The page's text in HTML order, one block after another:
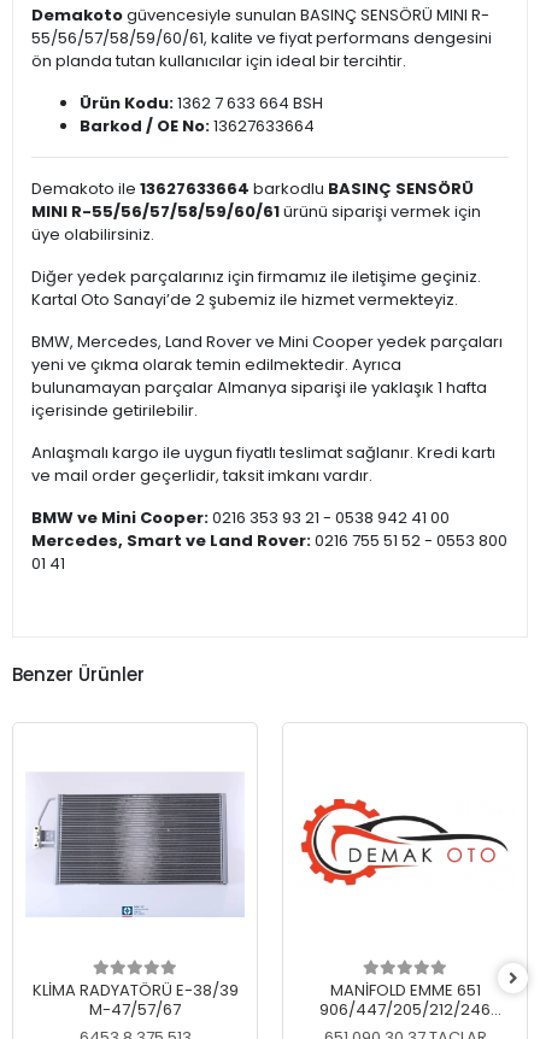
Demakotogüvencesiyle sunulan BASINÇ SENSÖRÜ MINI R-
55/56/57/58/59/60/61, kalite ve fiyat performans dengesini
ön planda tutan kullanıcılar için ideal bir tercihtir.
Ürün Kodu:1362 7 633 664 BSH
Barkod / OE No:13627633664
Demakoto ile 13627633664 barkodlu BASINÇ SENSÖRÜ
MINI R-55/56/57/58/59/60/61ürünü siparişi vermek için
üye olabilirsiniz.
Diğer yedek parçalarınız için firmamız ile iletişime geçiniz.
Kartal Oto Sanayi’de 2 şubemiz ile hizmet vermekteyiz.
BMW, Mercedes, Land Rover ve Mini Cooper yedek parçaları
yeni ve çıkma olarak temin edilmektedir. Ayrıca
bulunamayan parçalar Almanya siparişi ile yaklaşık 1 hafta
içerisinde getirilebilir.
Anlaşmalı kargo ile uygun fiyatlı teslimat sağlanır. Kredi kartı
ve mail order geçerlidir, taksit imkanı vardır.
BMW ve Mini Cooper:0216 353 93 21 - 0538 942 41 00
Mercedes, Smart ve Land Rover:0216 755 51 52 - 0553 800
01 41
Benzer Ürünler
KLİMA RADYATÖRÜ E-38/39
M-47/57/67
MANİFOLD EMME 651
906/447/205/212/246
KELEBEKSİZ